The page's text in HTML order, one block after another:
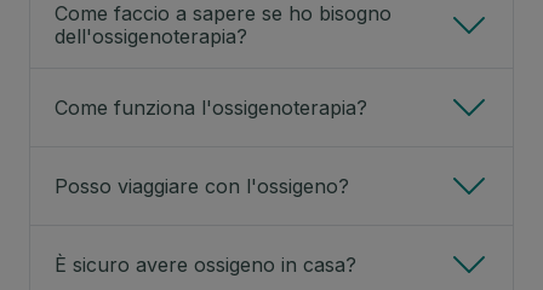
Come faccio a sapere se ho bisogno
dell'ossigenoterapia?
Come funziona l'ossigenoterapia?
Posso viaggiare con l'ossigeno?
È sicuro avere ossigeno in casa?